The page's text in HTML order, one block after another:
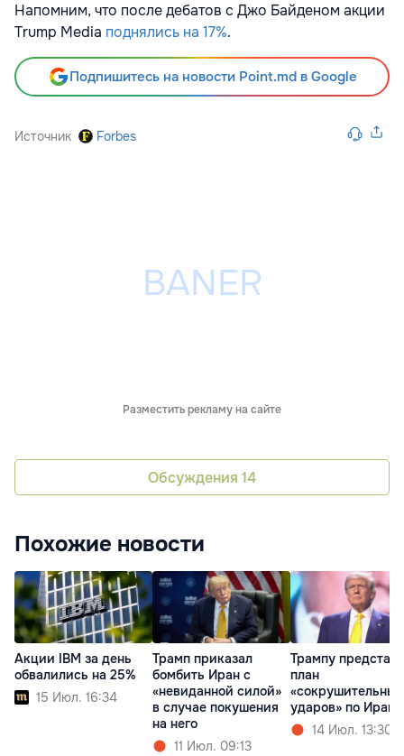
Напомним, что после дебатов с Джо Байденом акции
Trump Media поднялись на 17%.
Подпишитесь на новости Point.md в Google
Источник Forbes
Разместить рекламу на сайте
Обсуждения 14
Похожие новости
Акции IBM за день
обвалились на 25%
15 Июл. 16:34
Трамп приказал
бомбить Иран с
«невиданной силой»
в случае покушения
на него
11 Июл. 09:13
Трампу
план
«сокрушительных
ударов» по Ирану
14 Июл. 13:30